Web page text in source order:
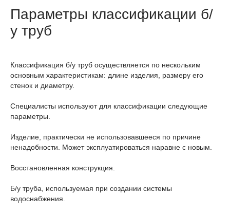
Параметры классификации б/
у труб
Классификация б/у труб осуществляется по нескольким
основным характеристикам: длине изделия, размеру его
стенок и диаметру.
Специалисты используют для классификации следующие
параметры.
Изделие, практически не использовавшееся по причине
ненадобности. Может эксплуатироваться наравне с новым.
Восстановленная конструкция.
Б/у труба, используемая при создании системы
водоснабжения.